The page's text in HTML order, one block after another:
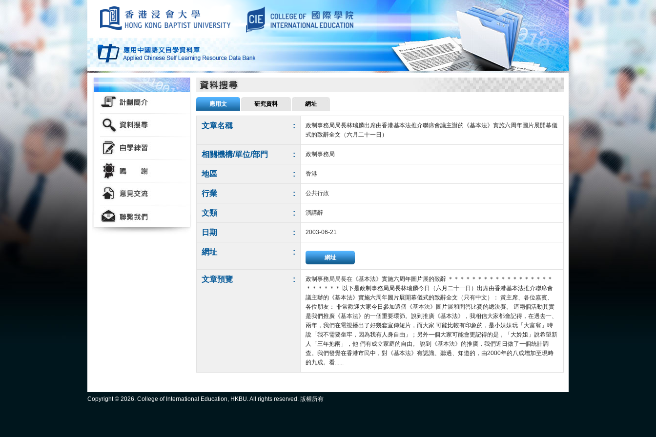
應用文 研究資料 網址
文章名稱 :
政制事務局局長林瑞麟出席由香港基本法推介聯席會議主辦的《基本法》實施六周年圖片展開幕儀
式的致辭全文（六月二十一日）
相關機構/單位/部門 : 政制事務局
地區 : 香港
行業 : 公共行政
文類 : 演講辭
日期 : 2003-06-21
網址 :
網址
文章預覽 :
政制事務局局長在《基本法》實施六周年圖片展的致辭 ＊＊＊＊＊＊＊＊＊＊＊＊＊＊＊＊＊＊
＊＊＊＊＊＊ 以下是政制事務局局長林瑞麟今日（六月二十一日）出席由香港基本法推介聯席會
議主辦的《基本法》實施六周年圖片展開幕儀式的致辭全文（只有中文）： 黃主席、各位嘉賓、
各位朋友： 非常歡迎大家今日參加這個《基本法》圖片展和問答比賽的總決賽。 這兩個活動其實
是我們推廣《基本法》的一個重要環節。說到推廣《基本法》，我相信大家都會記得，在過去一、
兩年，我們在電視播出了好幾套宣傳短片，而大家 可能比較有印象的，是小妹妹玩「大富翁」時
說「我不需要坐牢，因為我有人身自由」；另外一個大家可能會更記得的是，「大妗姐」說希望新
人「三年抱兩」，他 們有成立家庭的自由。 說到《基本法》的推廣，我們近日做了一個統計調
查。我們發覺在香港市民中，對《基本法》有認識、聽過、知道的，由2000年的八成增加至現時
的九成。看......
Copyright © 2026. College of International Education, HKBU. All rights reserved. 版權所有